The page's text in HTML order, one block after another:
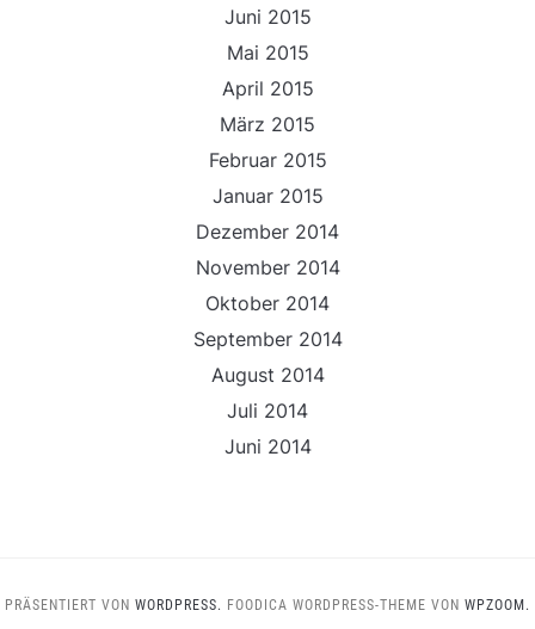
Juni 2015
Mai 2015
April 2015
März 2015
Februar 2015
Januar 2015
Dezember 2014
November 2014
Oktober 2014
September 2014
August 2014
Juli 2014
Juni 2014
PRÄSENTIERT VON WORDPRESS. FOODICA WORDPRESS-THEME VON WPZOOM.